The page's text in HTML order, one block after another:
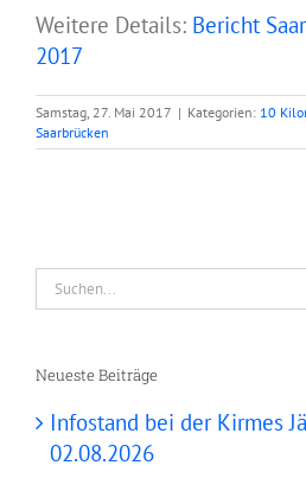
Weitere Details: Bericht
2017
Samstag, 27. Mai 2017 | Kategorien: 10
Saarbrücken
Suche
nach:
Neueste Beiträge
Infostand bei der Kirmes
02.08.2026